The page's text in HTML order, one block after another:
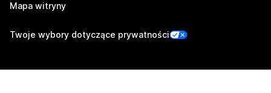
Mapa witryny
Twoje wybory dotyczące prywatności